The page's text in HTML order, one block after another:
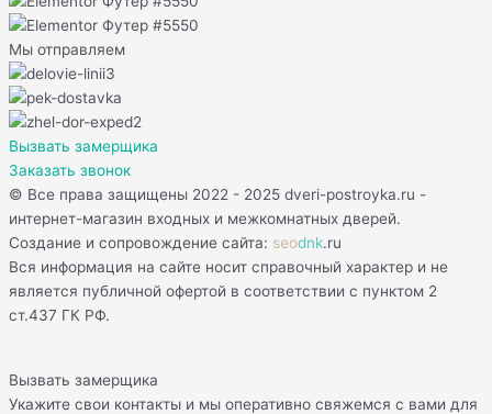
Мы отправляем
Вызвать замерщика
Заказать звонок
© Все права защищены 2022 - 2025 dveri-postroyka.ru -
интернет-магазин входных и межкомнатных дверей.
Создание и сопровождение сайта: seodnk.ru
Вся информация на сайте носит справочный характер и не
является публичной офертой в соответствии с пунктом 2
ст.437 ГК РФ.
Вызвать замерщика
Укажите свои контакты и мы оперативно свяжемся с вами для